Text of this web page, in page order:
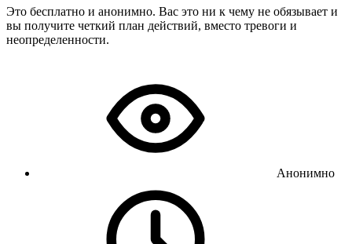
Это бесплатно и анонимно. Вас это ни к чему не обязывает и
вы получите четкий план действий, вместо тревоги и
неопределенности.
Анонимно